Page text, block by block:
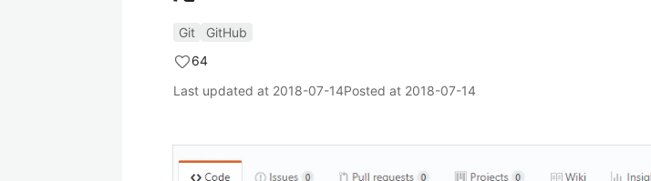
Git
GitHub
64
Last updated at 2018-07-14Posted at 2018-07-14